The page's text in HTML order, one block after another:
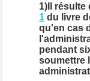
1)Il résulte
1du livre
qu'en cas
pendant
soumettre